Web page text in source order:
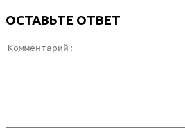
ОСТАВЬТЕ ОТВЕТ